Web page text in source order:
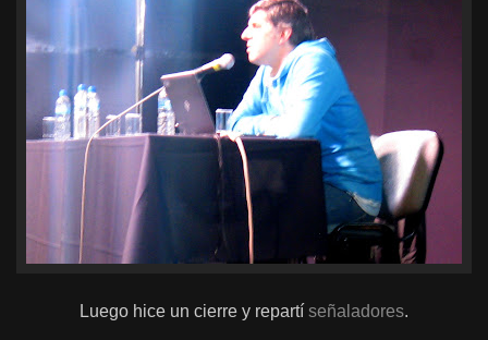
Luego hice un cierre y repartí señaladores.